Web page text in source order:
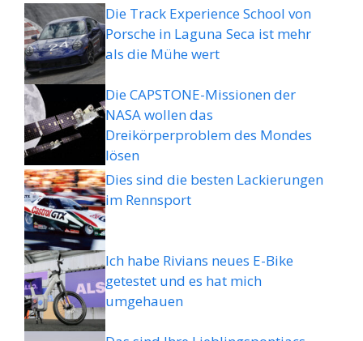
Die Track Experience School von
Porsche in Laguna Seca ist mehr
als die Mühe wert
Die CAPSTONE-Missionen der
NASA wollen das
Dreikörperproblem des Mondes
lösen
Dies sind die besten Lackierungen
im Rennsport
Ich habe Rivians neues E-Bike
getestet und es hat mich
umgehauen